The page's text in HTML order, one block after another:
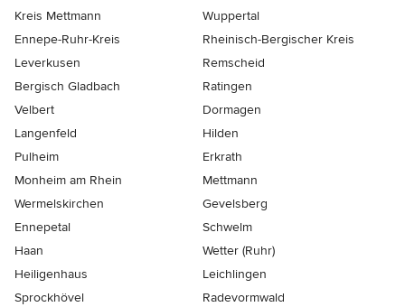
Kreis Mettmann
Wuppertal
Ennepe-Ruhr-Kreis
Rheinisch-Bergischer Kreis
Leverkusen
Remscheid
Bergisch Gladbach
Ratingen
Velbert
Dormagen
Langenfeld
Hilden
Pulheim
Erkrath
Monheim am Rhein
Mettmann
Wermelskirchen
Gevelsberg
Ennepetal
Schwelm
Haan
Wetter (Ruhr)
Heiligenhaus
Leichlingen
Sprockhövel
Radevormwald